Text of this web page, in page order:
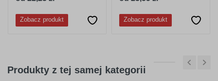
Zobacz produkt Zobacz produkt
Produkty z tej samej kategorii